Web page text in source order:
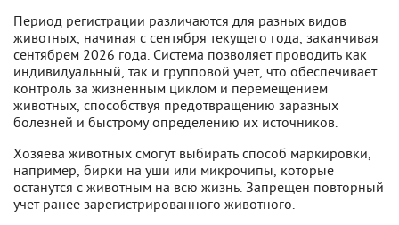
Период регистрации различаются для разных видов
животных, начиная с сентября текущего года, заканчивая
сентябрем 2026 года. Система позволяет проводить как
индивидуальный, так и групповой учет, что обеспечивает
контроль за жизненным циклом и перемещением
животных, способствуя предотвращению заразных
болезней и быстрому определению их источников.
Хозяева животных смогут выбирать способ маркировки,
например, бирки на уши или микрочипы, которые
останутся с животным на всю жизнь. Запрещен повторный
учет ранее зарегистрированного животного.